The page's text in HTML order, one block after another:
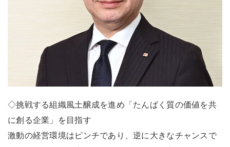
◇挑戦する組織風土醸成を進め「たんぱく質の価値を共
に創る企業」を目指す
激動の経営環境はピンチであり、逆に大きなチャンスで